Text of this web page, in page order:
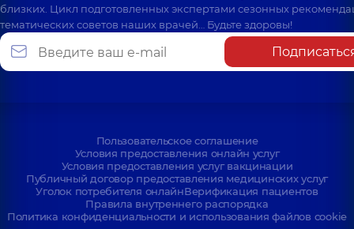
близких. Цикл подготовленных экспертами сезонных
тематических советов наших врачей… Будьте здоровы!
Пользовательское соглашение
Условия предоставления онлайн услуг
Условия предоставления услуг вакцинации
Публичный договор предоставления медицинских услуг
Уголок потребителя онлайнВерификация пациентов
Правила внутреннего распорядка
Политика конфиденциальности и использования файлов cookie